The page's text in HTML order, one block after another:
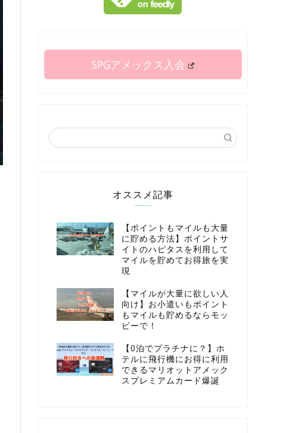
SPGアメックス入会
オススメ記事
【ポイントもマイルも大量
に貯める方法】ポイントサ
イトのハピタスを利用して
マイルを貯めてお得旅を実
現
【マイルが大量に欲しい人
向け】お小遣いもポイント
もマイルも貯めるならモッ
ピーで！
【0泊でプラチナに？】ホ
テルに飛行機にお得に利用
できるマリオットアメック
スプレミアムカード爆誕